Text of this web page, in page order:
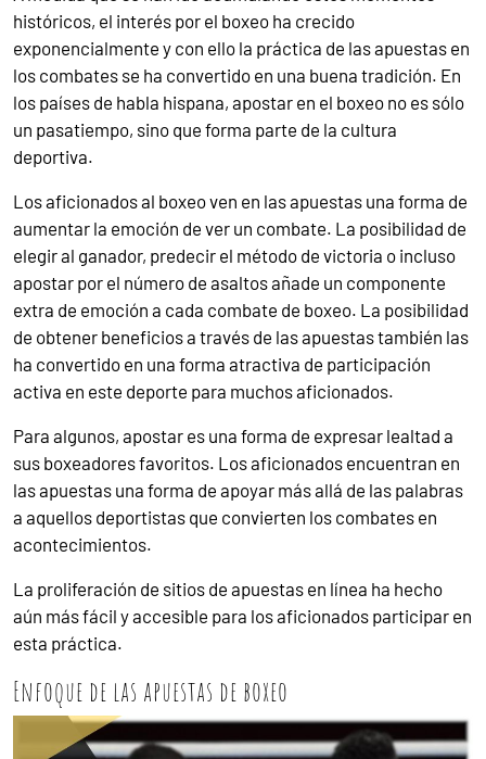
históricos, el interés por el boxeo ha crecido
exponencialmente y con ello la práctica de las apuestas en
los combates se ha convertido en una buena tradición. En
los países de habla hispana, apostar en el boxeo no es sólo
un pasatiempo, sino que forma parte de la cultura
deportiva.
Los aficionados al boxeo ven en las apuestas una forma de
aumentar la emoción de ver un combate. La posibilidad de
elegir al ganador, predecir el método de victoria o incluso
apostar por el número de asaltos añade un componente
extra de emoción a cada combate de boxeo. La posibilidad
de obtener beneficios a través de las apuestas también las
ha convertido en una forma atractiva de participación
activa en este deporte para muchos aficionados.
Para algunos, apostar es una forma de expresar lealtad a
sus boxeadores favoritos. Los aficionados encuentran en
las apuestas una forma de apoyar más allá de las palabras
a aquellos deportistas que convierten los combates en
acontecimientos.
La proliferación de sitios de apuestas en línea ha hecho
aún más fácil y accesible para los aficionados participar en
esta práctica.
Enfoque de las apuestas de boxeo